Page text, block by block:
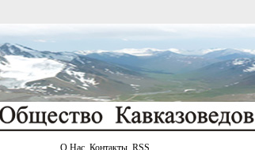
О Нас Контакты RSS